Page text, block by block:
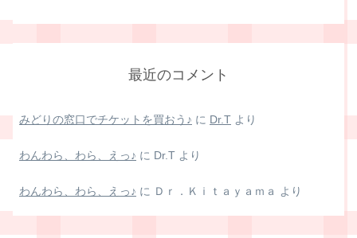
最近のコメント
みどりの窓口でチケットを買おう♪ に Dr.T より
わんわら、わら、えっ♪ に Dr.T より
わんわら、わら、えっ♪ に Ｄｒ．Ｋｉｔａｙａｍａ より